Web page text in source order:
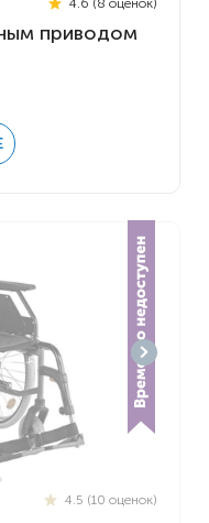
приводом
4.5 (10 оценок)